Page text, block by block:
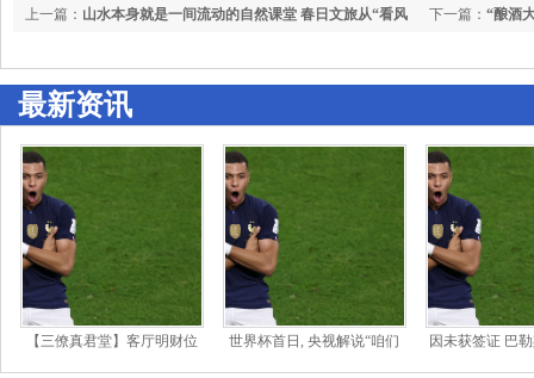
下一篇： “酿酒
上一篇： 山水本身就是一间流动的自然课堂 春日文旅从“看风
最新资讯
【三僚真君堂】客厅明财位
世界杯首日, 央视解说“咱们
因未获签证 巴